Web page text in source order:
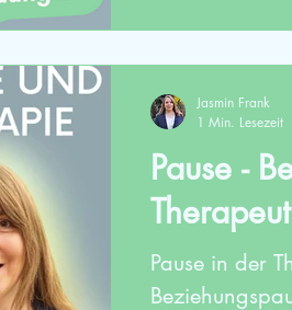
Pause -
Pause in der
Jasmin Frank
1 Min. Lesezeit